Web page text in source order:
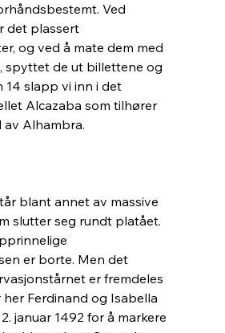
Ved
det plassert
og ved å mate dem med
spyttet de ut billettene og
14 slapp vi inn i det
Alcazaba som tilhører
av Alhambra.
blant annet av massive
slutter seg rundt platået.
er borte. Men det
er fremdeles
Ferdinand og Isabella
januar 1492 for å markere